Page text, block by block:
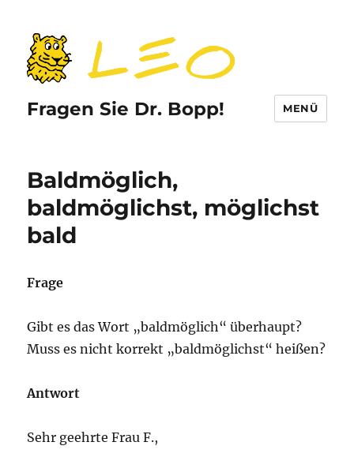
Fragen Sie Dr. Bopp! MENÜ
Baldmöglich,
baldmöglichst, möglichst
bald
Frage
Gibt es das Wort „baldmöglich“ überhaupt?
Muss es nicht korrekt „baldmöglichst“ heißen?
Antwort
Sehr geehrte Frau F.,